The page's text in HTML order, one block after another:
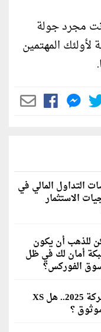
مجرد جولة
لأولئك المهتمين
التداول المالي في
الاستثمار
للذهب أن يكون
أمان لك في ظل
الفوركس؟
تقييم شركة 2025.. هل XS
؟